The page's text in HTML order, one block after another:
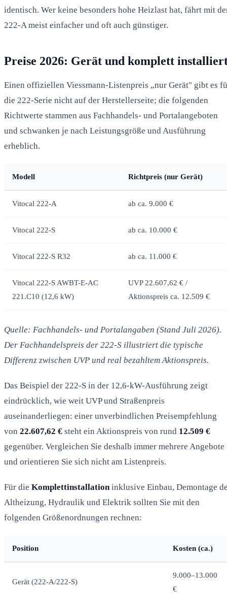
identisch. Wer keine besonders hohe Heizlast hat, fährt mit
222-A meist einfacher und oft auch günstiger.
Preise 2026: Gerät und komplett
Einen offiziellen Viessmann-Listenpreis „nur Gerät" gibt es
die 222-Serie nicht auf der Herstellerseite; die folgenden
Richtwerte stammen aus Fachhandels- und Portalangeboten
und schwanken je nach Leistungsgröße und Ausführung
erheblich.
Modell Richtpreis (nur Gerät)
Vitocal 222-A ab ca. 9.000 €
Vitocal 222-S ab ca. 10.000 €
Vitocal 222-S R32 ab ca. 11.000 €
Vitocal 222-S AWBT-E-AC
221.C10 (12,6 kW)
UVP 22.607,62 € /
Aktionspreis ca. 12.509 €
Quelle: Fachhandels- und Portalangaben (Stand Juli 2026).
Der Fachhandelspreis der 222-S illustriert die typische
Differenz zwischen UVP und real bezahltem Aktionspreis.
Das Beispiel der 222-S in der 12,6-kW-Ausführung zeigt
eindrücklich, wie weit UVP und Straßenpreis
auseinanderliegen: einer unverbindlichen Preisempfehlung
von 22.607,62 € steht ein Aktionspreis von rund 12.509 €
gegenüber. Vergleichen Sie deshalb immer mehrere Angebote
und orientieren Sie sich nicht am Listenpreis.
Für die Komplettinstallation inklusive Einbau, Demontage
Altheizung, Hydraulik und Elektrik sollten Sie mit den
folgenden Größenordnungen rechnen:
Position Kosten (ca.)
Gerät (222-A/222-S)
9.000–13.000
€